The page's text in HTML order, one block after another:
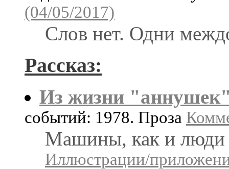
(04/05/2017)
Слов нет. Одни
Рассказ:
Из жизни
событий: 1978. Проза
Машины, как и люди
Иллюстрации/